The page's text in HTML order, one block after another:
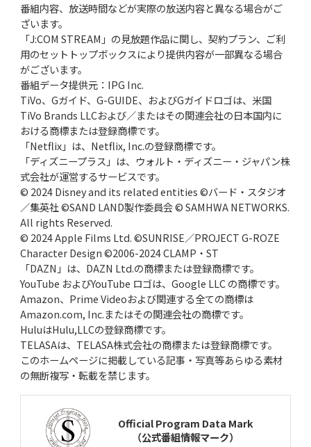
番組内容、放送時間などが実際の放送内容と異なる場合がご
ざいます。
「J:COM STREAM」の見放題作品に関し、契約プラン、ご利
用のセットトップボックスにより提供内容が一部異なる場合
がございます。
番組データ提供元：IPG Inc.
TiVo、Gガイド、G-GUIDE、およびGガイドロゴは、米国
TiVo Brands LLCおよび／またはその関連会社の日本国内に
おける商標または登録商標です。
「Netflix」は、Netflix, Inc.の登録商標です。
「ディズニープラス」は、ウォルト・ディズニー・ジャパン株
式会社が運営するサービスです。
© 2024 Disney and its related entities ©バード・スタジオ
／集英社 ©SAND LAND製作委員会 © SAMHWA NETWORKS.
All rights Reserved.
© 2024 Apple Films Ltd. ©SUNRISE／PROJECT G-ROZE
Character Design ©2006-2024 CLAMP・ST
「DAZN」は、DAZN Ltd.の商標または登録商標です。
YouTube およびYouTube ロゴは、Google LLC の商標です。
Amazon、Prime Videoおよび関連する全ての商標は
Amazon.com, Inc.またはその関連会社の商標です。
HuluはHulu,LLCの登録商標です。
TELASAは、TELASA株式会社の商標または登録商標です。
このホームページに掲載している記事・写真等あらゆる素材
の無断複写・転載を禁じます。
Official Program Data Mark
（公式番組情報マーク）